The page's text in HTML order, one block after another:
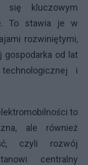
się kluczowym
To stawia je w
rozwiniętymi,
gospodarka od lat
i
to
ale również
czyli rozwój
centralny